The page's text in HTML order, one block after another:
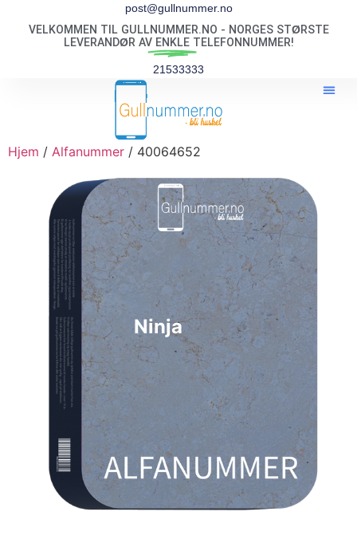
post@gullnummer.no
VELKOMMEN TIL GULLNUMMER.NO - NORGES STØRSTE
LEVERANDØR AV ENKLE TELEFONNUMMER!
21533333
Hjem / Alfanummer / 40064652
Ninja